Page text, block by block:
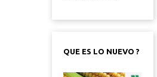
QUE ES LO NUEVO ?